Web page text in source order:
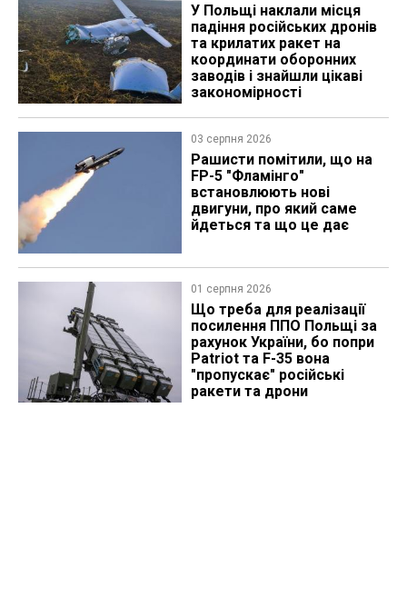
У Польщі наклали місця
падіння російських дронів
та крилатих ракет на
координати оборонних
заводів і знайшли цікаві
закономірності
03 серпня 2026
Рашисти помітили, що на
FP-5 "Фламінго"
встановлюють нові
двигуни, про який саме
йдеться та що це дає
01 серпня 2026
Що треба для реалізації
посилення ППО Польщі за
рахунок України, бо попри
Patriot та F-35 вона
"пропускає" російські
ракети та дрони